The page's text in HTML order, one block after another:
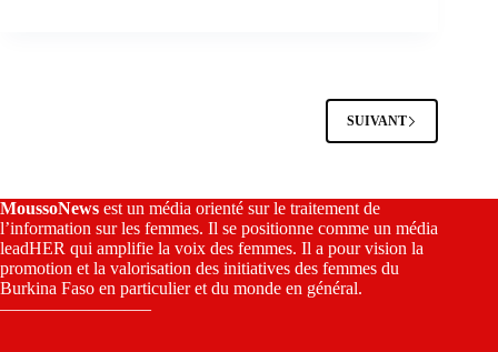
SUIVANT
MoussoNews est un média orienté sur le traitement de
l’information sur les femmes. Il se positionne comme un média
leadHER qui amplifie la voix des femmes. Il a pour vision la
promotion et la valorisation des initiatives des femmes du
Burkina Faso en particulier et du monde en général.
————————–